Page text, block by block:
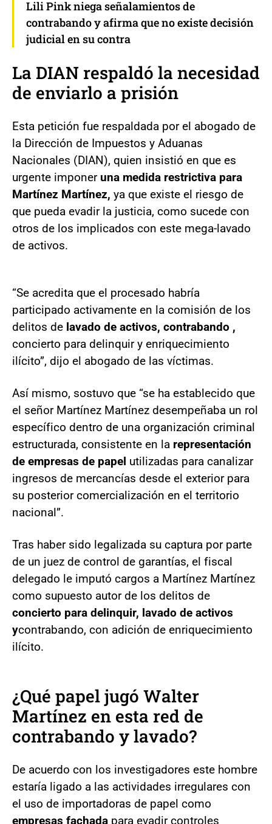
Lili Pink niega señalamientos de
contrabando y afirma que no existe decisión
judicial en su contra
La DIAN respaldó la necesidad
de enviarlo a prisión
Esta petición fue respaldada por el abogado de
la Dirección de Impuestos y Aduanas
Nacionales (DIAN), quien insistió en que es
urgente imponer una medida restrictiva para
Martínez Martínez, ya que existe el riesgo de
que pueda evadir la justicia, como sucede con
otros de los implicados con este mega-lavado
de activos.
“Se acredita que el procesado habría
participado activamente en la comisión de los
delitos de lavado de activos, contrabando ,
concierto para delinquir y enriquecimiento
ilícito”, dijo el abogado de las víctimas.
Así mismo, sostuvo que “se ha establecido que
el señor Martínez Martínez desempeñaba un rol
específico dentro de una organización criminal
estructurada, consistente en la representación
de empresas de papel utilizadas para canalizar
ingresos de mercancías desde el exterior para
su posterior comercialización en el territorio
nacional”.
Tras haber sido legalizada su captura por parte
de un juez de control de garantías, el fiscal
delegado le imputó cargos a Martínez Martínez
como supuesto autor de los delitos de
concierto para delinquir, lavado de activos
ycontrabando, con adición de enriquecimiento
ilícito.
¿Qué papel jugó Walter
Martínez en esta red de
contrabando y lavado?
De acuerdo con los investigadores este hombre
estaría ligado a las actividades irregulares con
el uso de importadoras de papel como
empresas fachada para evadir controles